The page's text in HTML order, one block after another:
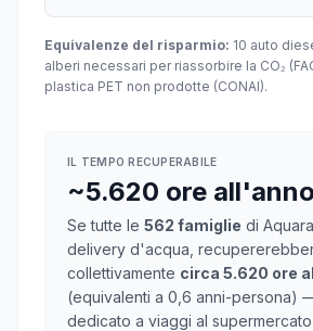
Equivalenze del risparmio: 10 auto
alberi necessari per riassorbire la CO₂
plastica PET non prodotte (CONAI).
IL TEMPO RECUPERABILE
~5.620 ore all'anno
Se tutte le 562 famiglie di
delivery d'acqua,
collettivamente circa 5.620 ore
(equivalenti a 0,6 anni-persona)
dedicato a viaggi al